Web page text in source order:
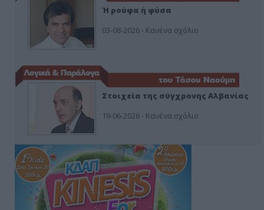
Ή ρούφα ή φύσα
03-08-2026 - Κανένα σχόλιο
Στοιχεία της σύγχρονης Αλβανίας
19-06-2026 - Κανένα σχόλιο